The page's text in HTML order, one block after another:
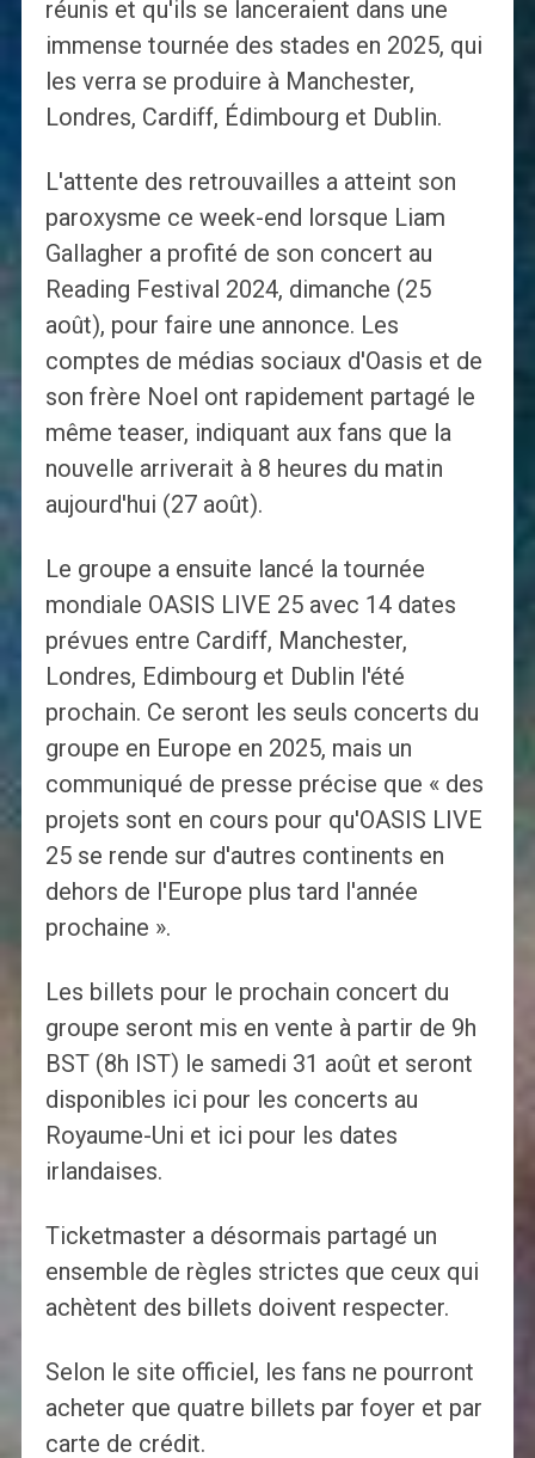
réunis et qu'ils se lanceraient dans une
immense tournée des stades en 2025, qui
les verra se produire à Manchester,
Londres, Cardiff, Édimbourg et Dublin.
L'attente des retrouvailles a atteint son
paroxysme ce week-end lorsque Liam
Gallagher a profité de son concert au
Reading Festival 2024, dimanche (25
août), pour faire une annonce. Les
comptes de médias sociaux d'Oasis et de
son frère Noel ont rapidement partagé le
même teaser, indiquant aux fans que la
nouvelle arriverait à 8 heures du matin
aujourd'hui (27 août).
Le groupe a ensuite lancé la tournée
mondiale OASIS LIVE 25 avec 14 dates
prévues entre Cardiff, Manchester,
Londres, Edimbourg et Dublin l'été
prochain. Ce seront les seuls concerts du
groupe en Europe en 2025, mais un
communiqué de presse précise que « des
projets sont en cours pour qu'OASIS LIVE
25 se rende sur d'autres continents en
dehors de l'Europe plus tard l'année
prochaine ».
Les billets pour le prochain concert du
groupe seront mis en vente à partir de 9h
BST (8h IST) le samedi 31 août et seront
disponibles ici pour les concerts au
Royaume-Uni et ici pour les dates
irlandaises.
Ticketmaster a désormais partagé un
ensemble de règles strictes que ceux qui
achètent des billets doivent respecter.
Selon le site officiel, les fans ne pourront
acheter que quatre billets par foyer et par
carte de crédit.